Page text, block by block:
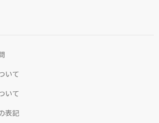
いて
いて
表記